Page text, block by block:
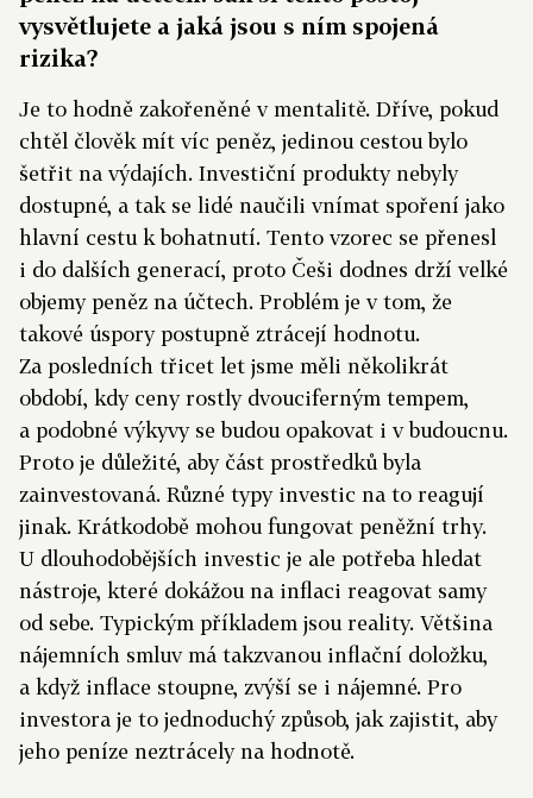
vysvětlujete a jaká jsou s ním spojená
rizika?
Je to hodně zakořeněné v mentalitě. Dříve, pokud
chtěl člověk mít víc peněz, jedinou cestou bylo
šetřit na výdajích. Investiční produkty nebyly
dostupné, a tak se lidé naučili vnímat spoření jako
hlavní cestu k bohatnutí. Tento vzorec se přenesl
i do dalších generací, proto Češi dodnes drží velké
objemy peněz na účtech. Problém je v tom, že
takové úspory postupně ztrácejí hodnotu.
Za posledních třicet let jsme měli několikrát
období, kdy ceny rostly dvouciferným tempem,
a podobné výkyvy se budou opakovat i v budoucnu.
Proto je důležité, aby část prostředků byla
zainvestovaná. Různé typy investic na to reagují
jinak. Krátkodobě mohou fungovat peněžní trhy.
U dlouhodobějších investic je ale potřeba hledat
nástroje, které dokážou na inflaci reagovat samy
od sebe. Typickým příkladem jsou reality. Většina
nájemních smluv má takzvanou inflační doložku,
a když inflace stoupne, zvýší se i nájemné. Pro
investora je to jednoduchý způsob, jak zajistit, aby
jeho peníze neztrácely na hodnotě.